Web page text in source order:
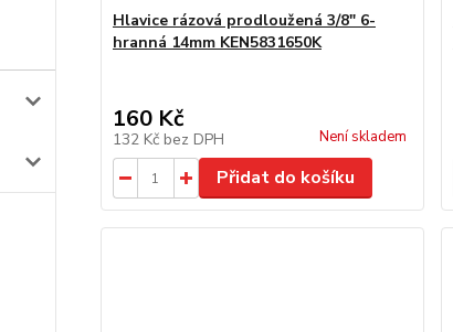
Hlavice rázová prodloužená 3/8" 6-
hranná 14mm KEN5831650K
160 Kč
132 Kč bez DPH Není skladem
Přidat do košíku